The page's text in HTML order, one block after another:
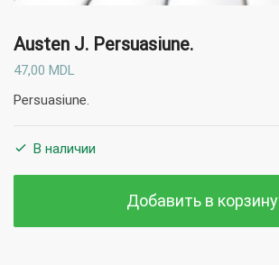
Austen J. Persuasiune.
47,00 MDL
Persuasiune.
В наличии
Добавить в корзину